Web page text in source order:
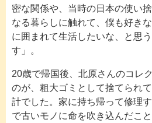
密な関係や、当時の日本の使い
なる暮らしに触れて、僕も好き
に囲まれて生活したいな、と思
す」。
20歳で帰国後、北原さんのコレ
のが、粗大ゴミとして捨てられ
計でした。家に持ち帰って修理
で古いモノに命を吹き込んだこ